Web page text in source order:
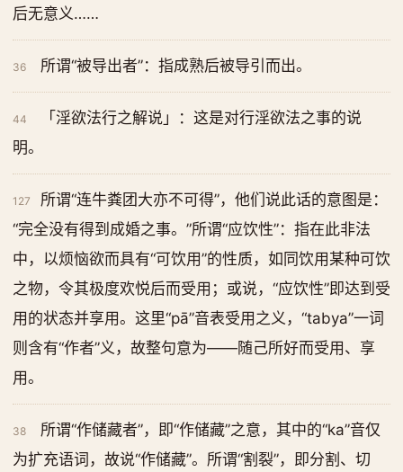
后无意义……
36 所谓“被导出者”：指成熟后被导引而出。
44
「淫欲法行之解说」：这是对行淫欲法之事的说
明。
127
所谓“连牛粪团大亦不可得”，他们说此话的意图是：
“完全没有得到成婚之事。”所谓“应饮性”：指在此非法
中，以烦恼欲而具有“可饮用”的性质，如同饮用某种可饮
之物，令其极度欢悦后而受用；或说，“应饮性”即达到受
用的状态并享用。这里“pā”音表受用之义，“tabya”一词
则含有“作者”义，故整句意为——随己所好而受用、享
用。
38
所谓“作储藏者”，即“作储藏”之意，其中的“ka”音仅
为扩充语词，故说“作储藏”。所谓“割裂”，即分割、切